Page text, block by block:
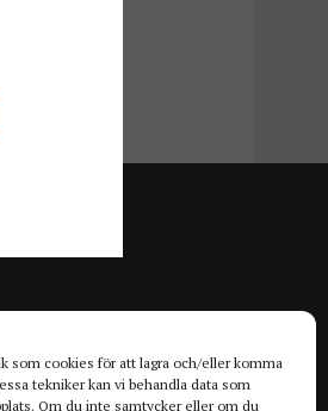
som cookies för att lagra och/eller komma
tekniker kan vi behandla data som
Om du inte samtycker eller om du